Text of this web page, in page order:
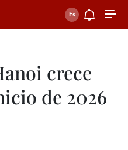
crece
de 2026